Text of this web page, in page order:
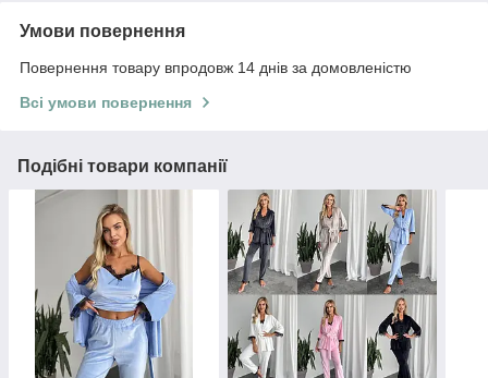
Умови повернення
Повернення товару впродовж 14 днів за домовленістю
Всі умови повернення
Подібні товари компанії